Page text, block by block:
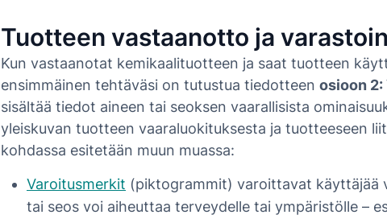
Tuotteen vastaanotto ja
Kun vastaanotat kemikaalituotteen ja saat tuotteen
ensimmäinen tehtäväsi on tutustua tiedotteen osioon
sisältää tiedot aineen tai seoksen vaarallisista
yleiskuvan tuotteen vaaraluokituksesta ja tuotteeseen
kohdassa esitetään muun muassa:
Varoitusmerkit (piktogrammit) varoittavat käyttäjää
tai seos voi aiheuttaa terveydelle tai ympäristölle –